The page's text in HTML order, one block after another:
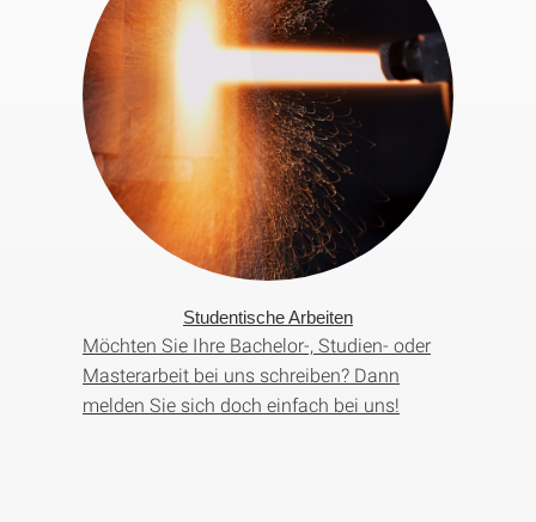
Studentische Arbeiten
Möchten Sie Ihre Bachelor-, Studien- oder
Masterarbeit bei uns schreiben? Dann
melden Sie sich doch einfach bei uns!